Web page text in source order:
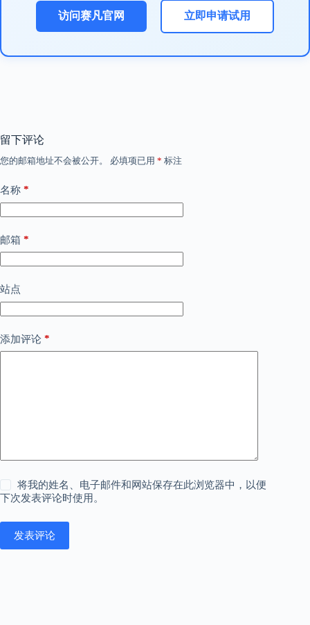
访问赛凡官网 立即申请试用
留下评论
您的邮箱地址不会被公开。 必填项已用 * 标注
名称 *
邮箱 *
站点
添加评论 *
将我的姓名、电子邮件和网站保存在此浏览器中，以便
下次发表评论时使用。
发表评论